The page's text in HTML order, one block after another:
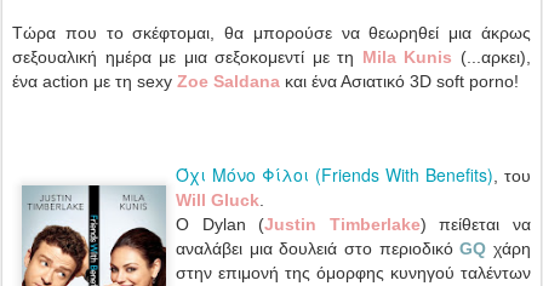
Τώρα που το σκέφτομαι, θα μπορούσε να θεωρηθεί μια άκρως
σεξουαλική ημέρα με μια σεξοκομεντί με τη Mila Kunis (...αρκει),
ένα action με τη sexy Zoe Saldana και ένα Ασιατικό 3D soft porno!
Όχι Μόνο Φίλοι (Friends With Benefits) , του
Will Gluck
Ο Dylan (Justin Timberlake) πείθεται να
αναλάβει μια δουλειά στο περιοδικόGQχάρη
στην επιμονή της όμορφης κυνηγού ταλέντων